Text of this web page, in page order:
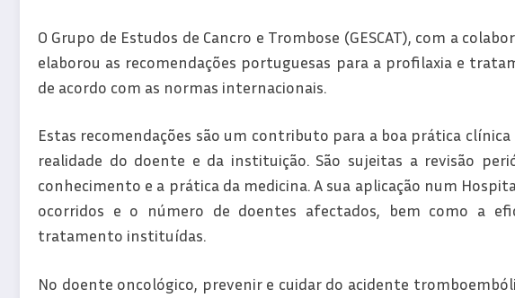
O Grupo de Estudos de Cancro e Trombose (GESCAT), com a
elaborou as recomendações portuguesas para a profilaxia e
de acordo com as normas internacionais.
Estas recomendações são um contributo para a boa prática
realidade do doente e da instituição. São sujeitas a revisão
conhecimento e a prática da medicina. A sua aplicação num
ocorridos e o número de doentes afectados, bem como a
tratamento instituídas.
No doente oncológico, prevenir e cuidar do acidente